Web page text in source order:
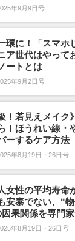
年9月9日号
環に！「スマホ
ア世代はやって
ートとは
年9月2日号
！若見えメイク
！ほうれい線・
ーするケア方法
年8月19日・26日号
女性の平均寿命
安泰でない、“
果関係を専門
年8月19日・26日号